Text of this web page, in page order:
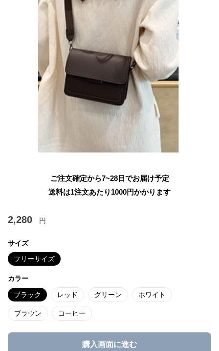
ご注文確定から7~28日でお届け予定
送料は1注文あたり 1000円かかります
2,280 円
サイズ
フリーサイズ
カラー
ブラック レッド グリーン ホワイト
ブラウン コーヒー
購入画面に進む